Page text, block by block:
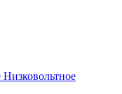
Низковольтное